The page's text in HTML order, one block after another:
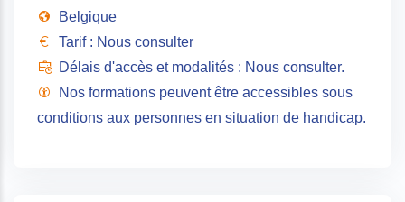
Belgique
Tarif : Nous consulter
Délais d'accès et modalités : Nous consulter.
Nos formations peuvent être accessibles sous
conditions aux personnes en situation de handicap.